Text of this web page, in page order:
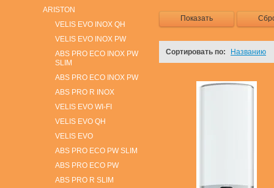
ARISTON
VELIS EVO INOX QH
VELIS EVO INOX PW
ABS PRO ECO INOX PW
SLIM
ABS PRO ECO INOX PW
ABS PRO R INOX
VELIS EVO WI-FI
VELIS EVO QH
VELIS EVO
ABS PRO ECO PW SLIM
ABS PRO ECO PW
ABS PRO R SLIM
Показать
Сортировать по: Названию